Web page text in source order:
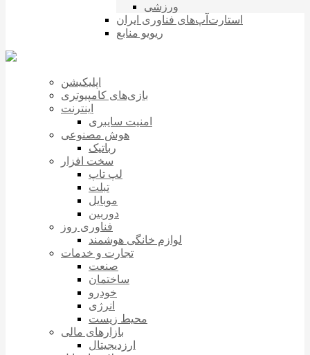
ورزشی
استارت‌آپ‌های فناوری ایران
ریویو منابع
اپلیکیشن
بازی‌های کامپیوتری
اینترنت
امنیت سایبری
هوش مصنوعی
رباتیک
سخت افزار
لپ تاپ
تبلت
موبایل
دوربین
فناوری روز
لوازم خانگی هوشمند
تجارت و خدمات
صنعت
ساختمان
خودرو
انرژی
محیط زیست
بازارهای مالی
ارزدیجیتال